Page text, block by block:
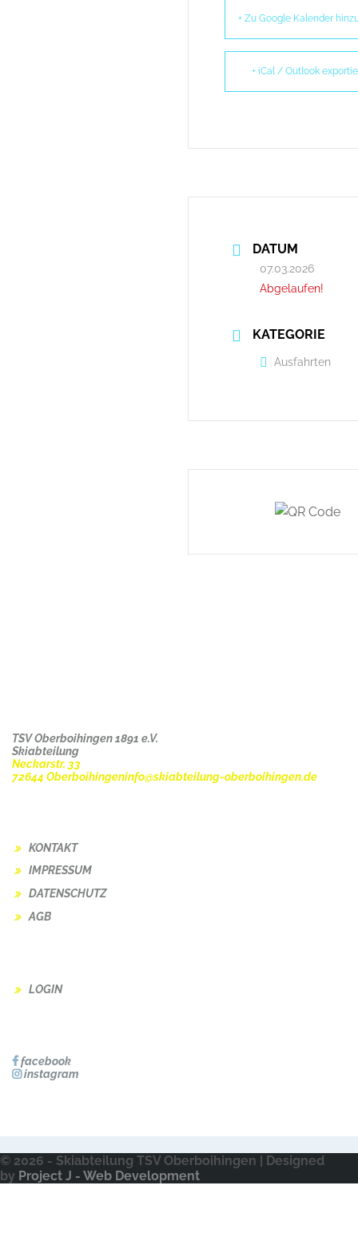
+ Zu Google Kalender
+ iCal / Outlook
DATUM
07.03.2026
Abgelaufen!
KATEGORIE
Ausfahrten
TSV Oberboihingen 1891 e.V.
Skiabteilung
Neckarstr. 33
72644 Oberboihingeninfo@skiabteilung-oberboihingen.de
KONTAKT
IMPRESSUM
DATENSCHUTZ
AGB
LOGIN
facebook
instagram
© 2026 - Skiabteilung TSV Oberboihingen | Designed
by Project J - Web Development